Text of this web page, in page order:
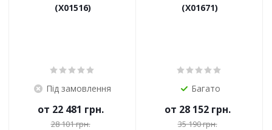
(X01516)
Під замовлення
от 22 481 грн.
28 101 грн.
(X01671)
Багато
от 28 152 грн.
35 190 грн.